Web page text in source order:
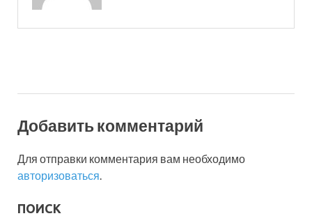
Добавить комментарий
Для отправки комментария вам необходимо
авторизоваться
ПОИСК